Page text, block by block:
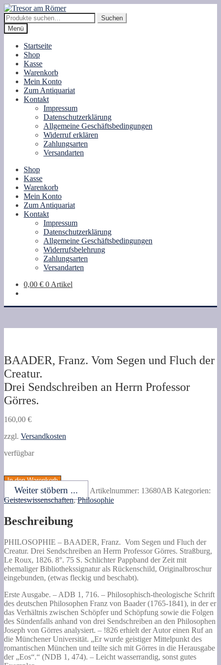
Zur
Navigation
springen
Zum
Inhalt
springen
Suche
nach:
Suchen
Menü
Startseite
Shop
Kasse
Warenkorb
Mein Konto
Zum Antiquariat
Kontakt
Impressum
Datenschutzerklärung
Allgemeine Geschäftsbedingungen
Widerruf erklären
Zahlungsarten
Versandarten
Shop
Kasse
Warenkorb
Mein Konto
Zum Antiquariat
Kontakt
Impressum
Datenschutzerklärung
Allgemeine Geschäftsbedingungen
Widerrufsbelehrung
Zahlungsarten
Versandarten
0,00 € 0 Artikel
BAADER, Franz. Vom Segen und Fluch der
Creatur.
Drei Sendschreiben an Herrn Professor
Görres.
160,00 €
zzgl. Versandkosten
verfügbar
Franz.
Vom
Segen
und
der
Drei
Sendschreiben
an
Herrn
Professor
Menge
In den Warenkorb
Weiter stöbern ... Artikelnummer: 13680AB Kategorien:
Geisteswissenschaften,Philosophie
Beschreibung
PHILOSOPHIE – BAADER, Franz. Vom Segen und Fluch der
Creatur. Drei Sendschreiben an Herrn Professor Görres. Straßburg,
Le Roux, 1826. 8°. 75 S. Schlichter Pappband der Zeit mit
ehemaliger Bibliothekssignatur als Rückenschild, Originalbroschur
eingebunden, (etwas fleckig und beschabt).
Erste Ausgabe. – ADB 1, 716. – Philosophisch-theologische Schrift
des deutschen Philosophen Franz von Baader (1765-1841), in der er
das Verhältnis zwischen Schöpfer und Schöpfung sowie die Folgen
des Sündenfalls anhand von drei Sendschreiben an den Philosophen
Joseph von Görres analysiert. – !826 erhielt der Autor einen Ruf an
die Münchener Universität. „Er wurde geistiger Mittelpunkt des
romantischen München und teilte sich mit Görres in die Herausgabe
der „Eos“.“ (NDB 1, 474). – Leicht wasserrandig, sonst gutes